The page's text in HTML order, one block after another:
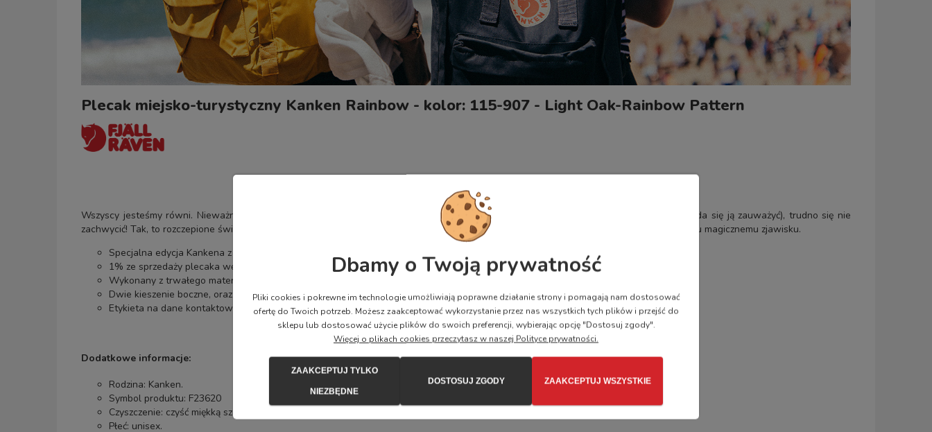
Plecak miejsko-turystyczny Kanken Rainbow - kolor: 115-907 - Light Oak-Rainbow Pattern
Wszyscy jesteśmy równi. Nieważne kim jesteś, gdzie mieszkasz, ile masz lat i czym się zajmujesz - kiedy na niebie pojawia się tęcza (i uda się ją zauważyć), trudno się nie
zachwycić! Tak, to rozczepione światło słoneczne odbijające się w kroplach wody, ale również... magia. Kanken Rainbow to hołd złożony temu magicznemu zjawisku.
Specjalna edycja Kankena z tęczowymi szelkami.
1% ze sprzedaży plecaka wędruje do fundacji zajmującej się ochroną lisów polarnych. Symbolu marki Fjallraven.
Wykonany z trwałego materiału Vinylon F.
Dwie kieszenie boczne, oraz kieszeń główna zapinana na zamek z przodu plecaka.
Etykieta na dane kontaktowe wewnątrz plecaka.
Dodatkowe informacje:
Rodzina: Kanken.
Symbol produktu: F23620
Czyszczenie: czyść miękką szczotką i ciepłą wodą - kilka dodatkowych porad poniżej.
Płeć: unisex.
Dbamy o Twoją prywatność
Pliki cookies i pokrewne im technologie umożliwiają poprawne działanie strony i pomagają nam dostosować
ofertę do Twoich potrzeb. Możesz zaakceptować wykorzystanie przez nas wszystkich tych plików i przejść do
sklepu lub dostosować użycie plików do swoich preferencji, wybierając opcję "Dostosuj zgody".
Więcej o plikach cookies przeczytasz w naszej Polityce prywatności.
ZAAKCEPTUJ TYLKO
NIEZBĘDNE
DOSTOSUJ ZGODY ZAAKCEPTUJ WSZYSTKIE